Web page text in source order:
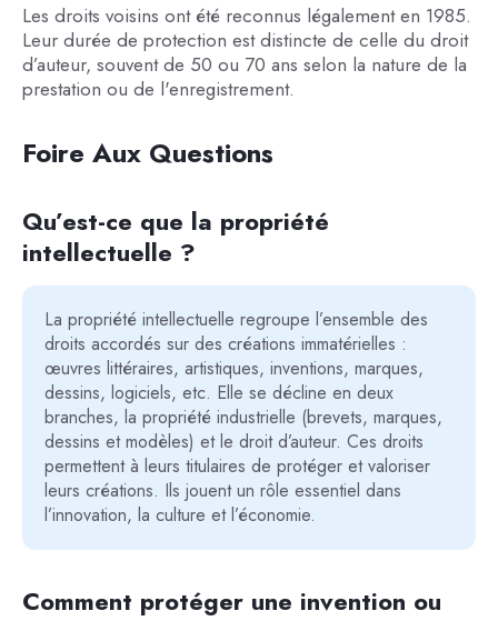
Les droits voisins ont été reconnus légalement en 1985.
Leur durée de protection est distincte de celle du droit
d’auteur, souvent de 50 ou 70 ans selon la nature de la
prestation ou de l'enregistrement.
Foire Aux Questions
Qu’est-ce que la propriété
intellectuelle ?
La propriété intellectuelle regroupe l’ensemble des
droits accordés sur des créations immatérielles :
œuvres littéraires, artistiques, inventions, marques,
dessins, logiciels, etc. Elle se décline en deux
branches, la propriété industrielle (brevets, marques,
dessins et modèles) et le droit d’auteur. Ces droits
permettent à leurs titulaires de protéger et valoriser
leurs créations. Ils jouent un rôle essentiel dans
l’innovation, la culture et l’économie.
Comment protéger une invention ou